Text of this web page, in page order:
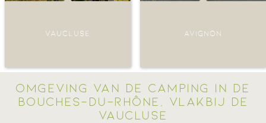
VAUCLUSE AVIGNON
OMGEVING VAN DE CAMPING IN DE
BOUCHES-DU-RHÔNE, VLAKBIJ DE
VAUCLUSE